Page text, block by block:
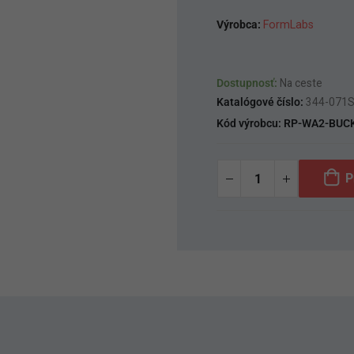
Výrobca: FormLabs
Dostupnosť: Na ceste
Katalógové číslo: 344-071S
Kód výrobcu: RP-WA2-